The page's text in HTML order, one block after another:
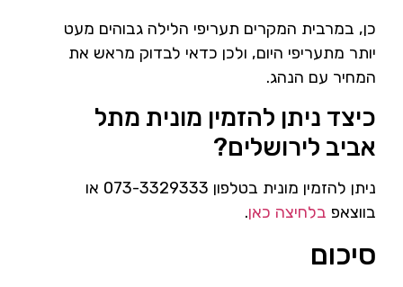
כן, במרבית המקרים תעריפי הלילה גבוהים מעט
יותר מתעריפי היום, ולכן כדאי לבדוק מראש את
המחיר עם הנהג.
כיצד ניתן להזמין מונית מתל
אביב לירושלים?
ניתן להזמין מונית בטלפון 073-3329333 או
בווצאפ בלחיצה כאן.
סיכום